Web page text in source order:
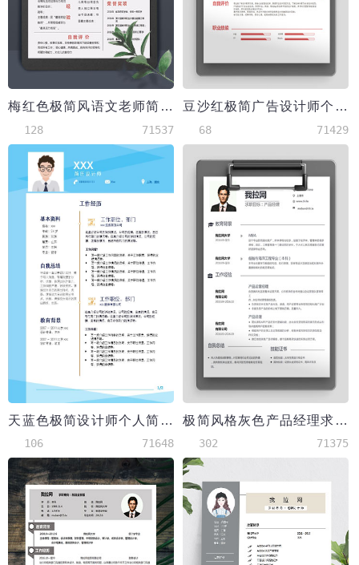
梅红色极简风语文老师简历模板
128 71537
豆沙红极简广告设计师个人简历模板
68 71429
天蓝色极简设计师个人简历模板
106 71648
极简风格灰色产品经理求职简历word简历模板
302 71375